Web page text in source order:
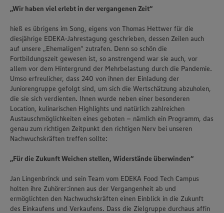
„Wir haben viel erlebt in der vergangenen Zeit“
hieß es übrigens im Song, eigens von Thomas Hettwer für die
diesjährige EDEKA-Jahrestagung geschrieben, dessen Zeilen auch
auf unsere „Ehemaligen“ zutrafen. Denn so schön die
Fortbildungszeit gewesen ist, so anstrengend war sie auch, vor
allem vor dem Hintergrund der Mehrbelastung durch die Pandemie.
Umso erfreulicher, dass 240 von ihnen der Einladung der
Juniorengruppe gefolgt sind, um sich die Wertschätzung abzuholen,
die sie sich verdienten. Ihnen wurde neben einer besonderen
Location, kulinarischen Highlights und natürlich zahlreichen
Austauschmöglichkeiten eines geboten – nämlich ein Programm, das
genau zum richtigen Zeitpunkt den richtigen Nerv bei unseren
Nachwuchskräften treffen sollte:
„Für die Zukunft Weichen stellen, Widerstände überwinden“
Jan Lingenbrinck und sein Team vom EDEKA Food Tech Campus
holten ihre Zuhörer:innen aus der Vergangenheit ab und
ermöglichten den Nachwuchskräften einen Einblick in die Zukunft
des Einkaufens und Verkaufens. Dass die Zielgruppe durchaus affin